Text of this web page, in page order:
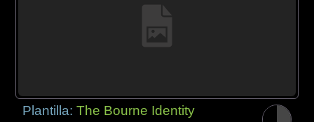
Plantilla:The Bourne Identity